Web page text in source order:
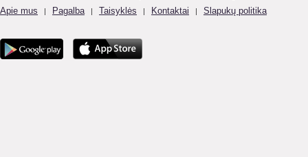
Apie mus | Pagalba | Taisyklės | Kontaktai | Slapukų politika